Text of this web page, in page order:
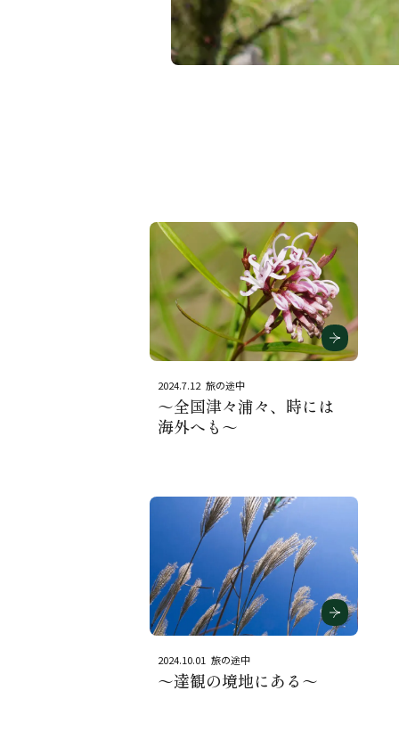
2024.7.12 旅の途中
～全国津々浦々、時には
海外へも～
2024.10.01 旅の途中
～達観の境地にある～